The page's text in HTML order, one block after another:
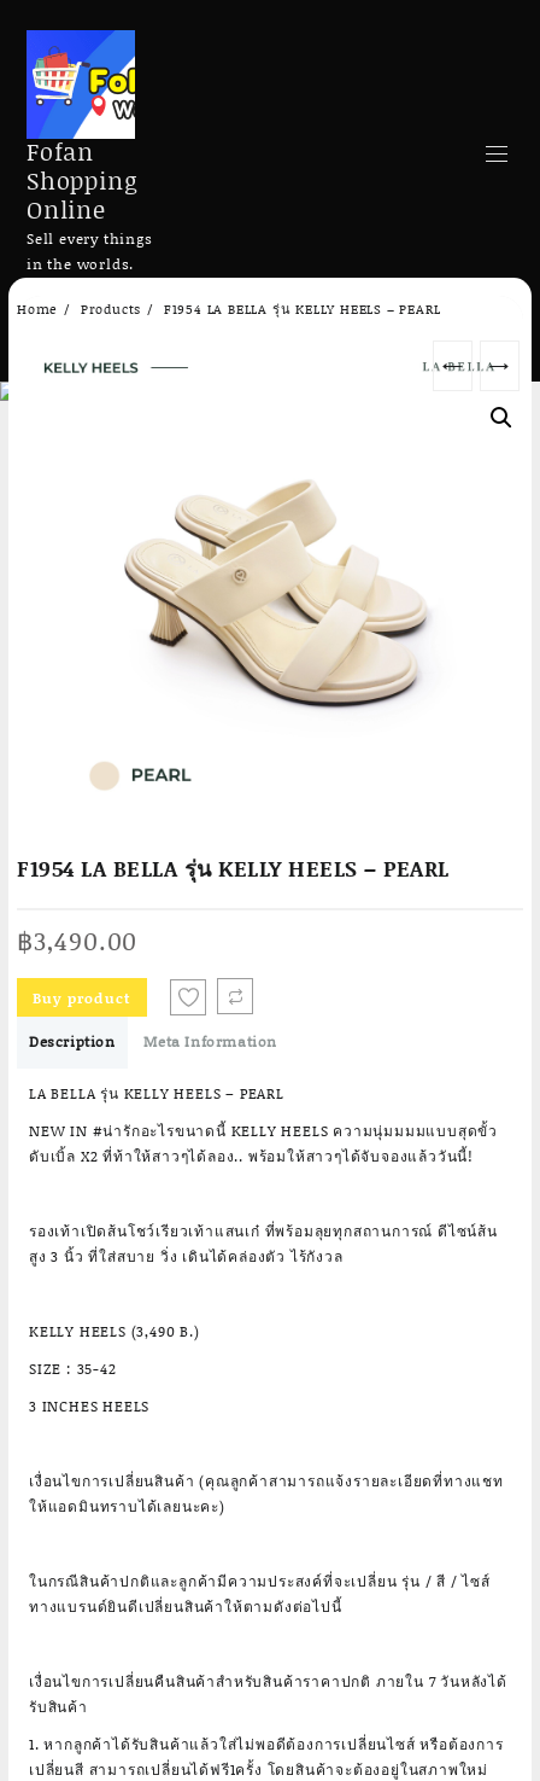
Skip
Fofan
Shopping
Online
Sell every things
in the worlds.
Home Products F1954 LA BELLA รุ่น KELLY HEELS – PEARL
← →
F1954 LA BELLA รุ่น KELLY HEELS – PEARL
฿3,490.00
Buy product
Description Meta Information
LA BELLA รุ่น KELLY HEELS – PEARL
NEW IN #น่ารักอะไรขนาดนี้ KELLY HEELS ความนุ่มมมมแบบสุดขั้ว
ดับเบิ้ล X2 ที่ท้าให้สาวๆได้ลอง.. พร้อมให้สาวๆได้จับจองแล้ววันนี้!
รองเท้าเปิดส้นโชว์เรียวเท้าแสนเก๋ ที่พร้อมลุยทุกสถานการณ์ ดีไซน์ส้น
สูง 3 นิ้ว ที่ใส่สบาย วิ่ง เดินได้คล่องตัว ไร้กังวล
KELLY HEELS (3,490 B.)
SIZE : 35-42
3 INCHES HEELS
เงื่อนไขการเปลี่ยนสินค้า (คุณลูกค้าสามารถแจ้งรายละเอียดที่ทางแชท
ให้แอดมินทราบได้เลยนะคะ)
ในกรณีสินค้าปกติและลูกค้ามีความประสงค์ที่จะเปลี่ยน รุ่น / สี / ไซส์
ทางแบรนด์ยินดีเปลี่ยนสินค้าให้ตามดังต่อไปนี้
เงื่อนไขการเปลี่ยนคืนสินค้าสำหรับสินค้าราคาปกติ ภายใน 7 วันหลังได้
รับสินค้า
1. หากลูกค้าได้รับสินค้าแล้วใส่ไม่พอดีต้องการเปลี่ยนไซส์ หรือต้องการ
เปลี่ยนสี สามารถเปลี่ยนได้ฟรี1ครั้ง โดยสินค้าจะต้องอยู่ในสภาพใหม่